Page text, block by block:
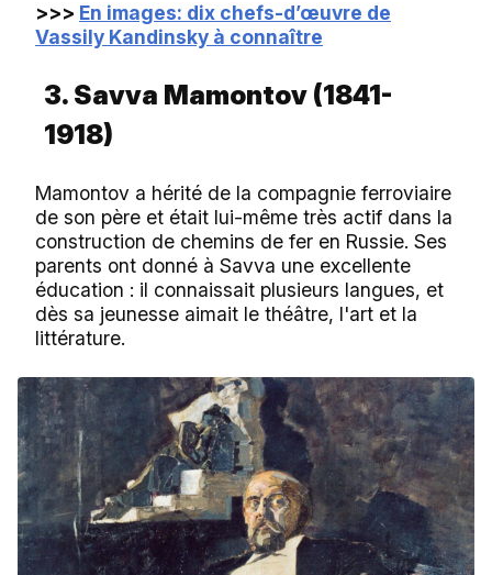
>>> En images: dix chefs-d’œuvre de
Vassily Kandinsky à connaître
3. Savva Mamontov (1841-
1918)
Mamontov a hérité de la compagnie ferroviaire
de son père et était lui-même très actif dans la
construction de chemins de fer en Russie. Ses
parents ont donné à Savva une excellente
éducation : il connaissait plusieurs langues, et
dès sa jeunesse aimait le théâtre, l'art et la
littérature.